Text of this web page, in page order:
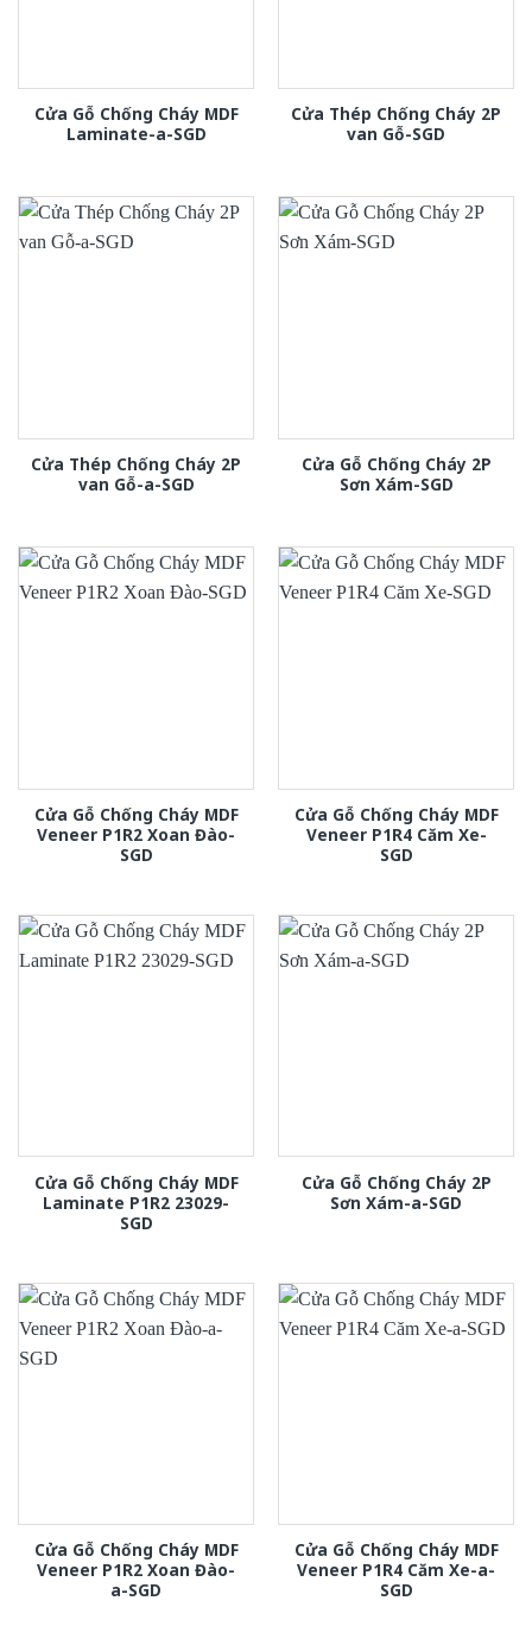
Cửa Gỗ Chống Cháy MDF
Laminate-a-SGD
Cửa Thép Chống Cháy 2P
van Gỗ-SGD
Cửa Thép Chống Cháy 2P
van Gỗ-a-SGD
Cửa Gỗ Chống Cháy 2P
Sơn Xám-SGD
Cửa Gỗ Chống Cháy MDF
Veneer P1R2 Xoan Đào-
SGD
Cửa Gỗ Chống Cháy MDF
Veneer P1R4 Căm Xe-
SGD
Cửa Gỗ Chống Cháy MDF
Laminate P1R2 23029-
SGD
Cửa Gỗ Chống Cháy 2P
Sơn Xám-a-SGD
Cửa Gỗ Chống Cháy MDF
Veneer P1R2 Xoan Đào-
a-SGD
Cửa Gỗ Chống Cháy MDF
Veneer P1R4 Căm Xe-a-
SGD